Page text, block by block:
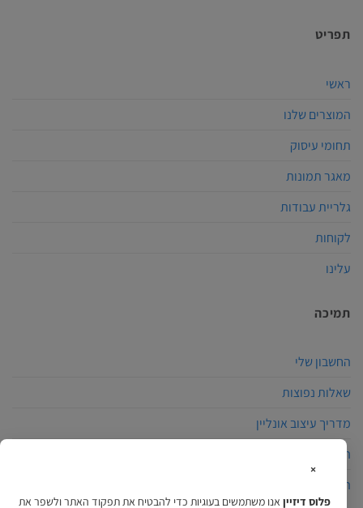
תפריט
ראשי
המוצרים שלנו
תחומי עיסוק
מאגר תמונות
גלריית עבודות
לקוחות
עלינו
תמיכה
החשבון שלי
שאלות נפוצות
מדריך עיצוב אונליין
הצהרת נגישות
תקנון האתר
×
פלוס דיזיין אנו משתמשים בעוגיות כדי להבטיח את תפקוד האתר ולשפר את